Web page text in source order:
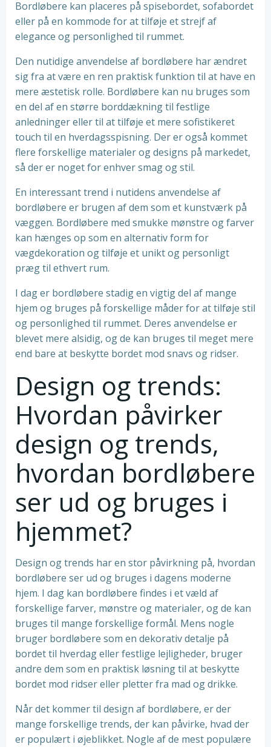
Bordløbere kan placeres på spisebordet, sofabordet
eller på en kommode for at tilføje et strejf af
elegance og personlighed til rummet.
Den nutidige anvendelse af bordløbere har ændret
sig fra at være en ren praktisk funktion til at have en
mere æstetisk rolle. Bordløbere kan nu bruges som
en del af en større borddækning til festlige
anledninger eller til at tilføje et mere sofistikeret
touch til en hverdagsspisning. Der er også kommet
flere forskellige materialer og designs på markedet,
så der er noget for enhver smag og stil.
En interessant trend i nutidens anvendelse af
bordløbere er brugen af dem som et kunstværk på
væggen. Bordløbere med smukke mønstre og farver
kan hænges op som en alternativ form for
vægdekoration og tilføje et unikt og personligt
præg til ethvert rum.
I dag er bordløbere stadig en vigtig del af mange
hjem og bruges på forskellige måder for at tilføje stil
og personlighed til rummet. Deres anvendelse er
blevet mere alsidig, og de kan bruges til meget mere
end bare at beskytte bordet mod snavs og ridser.
Design og trends:
Hvordan påvirker
design og trends,
hvordan bordløbere
ser ud og bruges i
hjemmet?
Design og trends har en stor påvirkning på, hvordan
bordløbere ser ud og bruges i dagens moderne
hjem. I dag kan bordløbere findes i et væld af
forskellige farver, mønstre og materialer, og de kan
bruges til mange forskellige formål. Mens nogle
bruger bordløbere som en dekorativ detalje på
bordet til hverdag eller festlige lejligheder, bruger
andre dem som en praktisk løsning til at beskytte
bordet mod ridser eller pletter fra mad og drikke.
Når det kommer til design af bordløbere, er der
mange forskellige trends, der kan påvirke, hvad der
er populært i øjeblikket. Nogle af de mest populære